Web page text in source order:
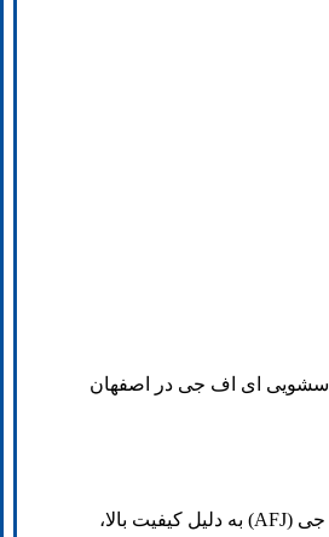
ای اف جی در اصفهان
ماشین لباسشویی ای اف جی (AFJ) به دلیل کیفیت بالا،